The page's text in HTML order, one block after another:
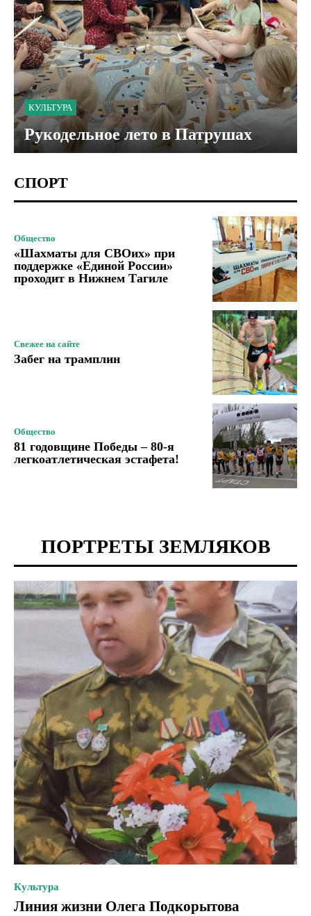
КУЛЬТУРА
Рукодельное лето в Патрушах
СПОРТ
Общество
«Шахматы для СВОих» при
поддержке «Единой России»
проходит в Нижнем Тагиле
Свежее на сайте
Забег на трамплин
Общество
81 годовщине Победы – 80-я
легкоатлетическая эстафета!
ПОРТРЕТЫ ЗЕМЛЯКОВ
Культура
Линия жизни Олега Подкорытова